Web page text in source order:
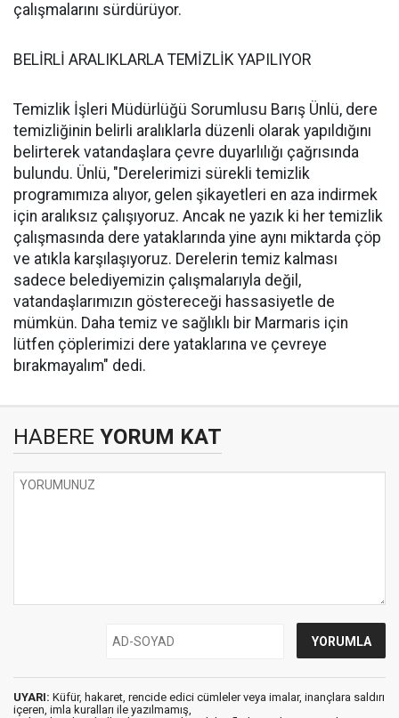
çalışmalarını sürdürüyor.
BELİRLİ ARALIKLARLA TEMİZLİK YAPILIYOR
Temizlik İşleri Müdürlüğü Sorumlusu Barış Ünlü, dere
temizliğinin belirli aralıklarla düzenli olarak yapıldığını
belirterek vatandaşlara çevre duyarlılığı çağrısında
bulundu. Ünlü, "Derelerimizi sürekli temizlik
programımıza alıyor, gelen şikayetleri en aza indirmek
için aralıksız çalışıyoruz. Ancak ne yazık ki her temizlik
çalışmasında dere yataklarında yine aynı miktarda çöp
ve atıkla karşılaşıyoruz. Derelerin temiz kalması
sadece belediyemizin çalışmalarıyla değil,
vatandaşlarımızın göstereceği hassasiyetle de
mümkün. Daha temiz ve sağlıklı bir Marmaris için
lütfen çöplerimizi dere yataklarına ve çevreye
bırakmayalım" dedi.
HABERE YORUM KAT
UYARI: Küfür, hakaret, rencide edici cümleler veya imalar, inançlara saldırı
içeren, imla kuralları ile yazılmamış,